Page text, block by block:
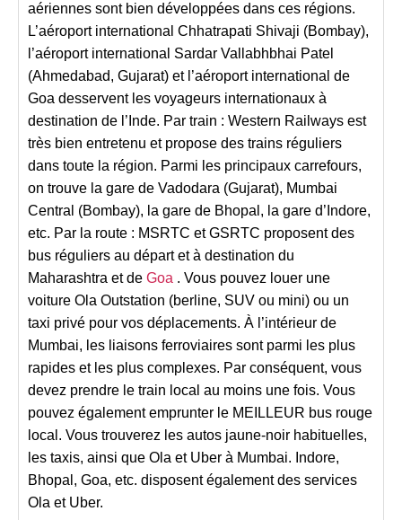
aériennes sont bien développées dans ces régions.
L’aéroport international Chhatrapati Shivaji (Bombay),
l’aéroport international Sardar Vallabhbhai Patel
(Ahmedabad, Gujarat) et l’aéroport international de
Goa desservent les voyageurs internationaux à
destination de l’Inde. Par train : Western Railways est
très bien entretenu et propose des trains réguliers
dans toute la région. Parmi les principaux carrefours,
on trouve la gare de Vadodara (Gujarat), Mumbai
Central (Bombay), la gare de Bhopal, la gare d’Indore,
etc. Par la route : MSRTC et GSRTC proposent des
bus réguliers au départ et à destination du
Maharashtra et de Goa . Vous pouvez louer une
voiture Ola Outstation (berline, SUV ou mini) ou un
taxi privé pour vos déplacements. À l’intérieur de
Mumbai, les liaisons ferroviaires sont parmi les plus
rapides et les plus complexes. Par conséquent, vous
devez prendre le train local au moins une fois. Vous
pouvez également emprunter le MEILLEUR bus rouge
local. Vous trouverez les autos jaune-noir habituelles,
les taxis, ainsi que Ola et Uber à Mumbai. Indore,
Bhopal, Goa, etc. disposent également des services
Ola et Uber.